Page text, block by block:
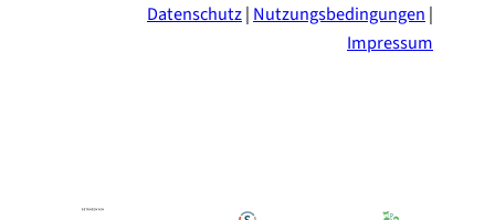
s
e
Datenschutz| Nutzungsbedingungen |
Impressum